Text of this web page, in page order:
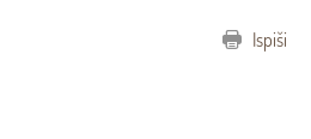
Ispiši